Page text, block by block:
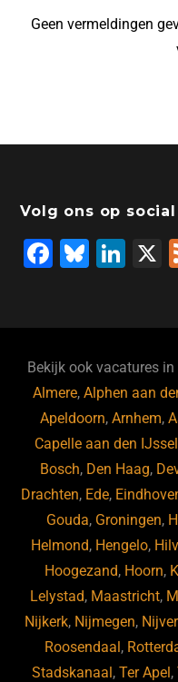
Geen vermeldingen
Volg ons op
F
b
o
o
k
Bl
ky
Li
dI
n
Bekijk ook vacatures in
Almere,Alphen aan
Apeldoorn,Arnhem,
Capelle aan den IJssel
Bosch, Den Haag,
Drachten, Ede,
Gouda, Groningen,
Helmond, Hengelo,
Hoogezand, Hoorn,
Lelystad, Maastricht,
Nijkerk, Nijmegen,
Roosendaal ,
Stadskanaal ,Ter Apel ,